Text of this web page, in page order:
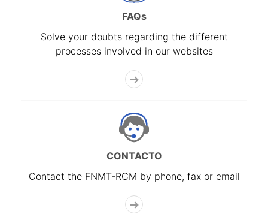
FAQs
Solve your doubts regarding the different
processes involved in our websites
CONTACTO
Contact the FNMT-RCM by phone, fax or email